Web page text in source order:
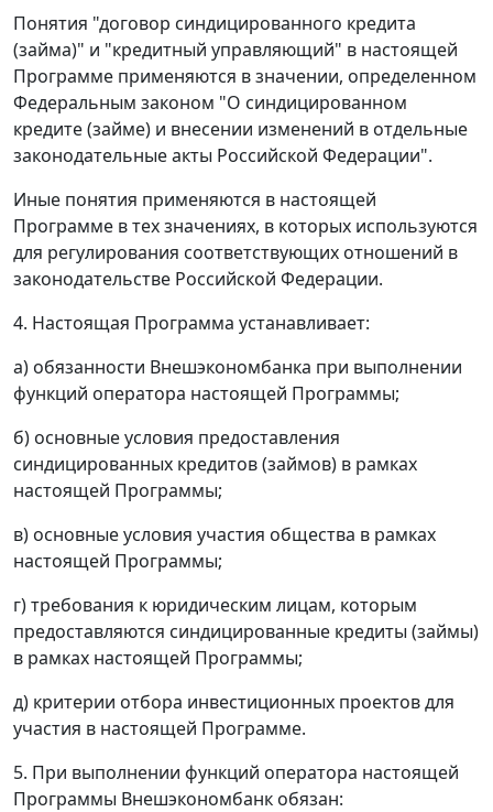
Понятия "договор синдицированного кредита
(займа)" и "кредитный управляющий" в настоящей
Программе применяются в значении, определенном
Федеральным законом "О синдицированном
кредите (займе) и внесении изменений в отдельные
законодательные акты Российской Федерации".
Иные понятия применяются в настоящей
Программе в тех значениях, в которых используются
для регулирования соответствующих отношений в
законодательстве Российской Федерации.
4. Настоящая Программа устанавливает:
а) обязанности Внешэкономбанка при выполнении
функций оператора настоящей Программы;
б) основные условия предоставления
синдицированных кредитов (займов) в рамках
настоящей Программы;
в) основные условия участия общества в рамках
настоящей Программы;
г) требования к юридическим лицам, которым
предоставляются синдицированные кредиты (займы)
в рамках настоящей Программы;
д) критерии отбора инвестиционных проектов для
участия в настоящей Программе.
5. При выполнении функций оператора настоящей
Программы Внешэкономбанк обязан: